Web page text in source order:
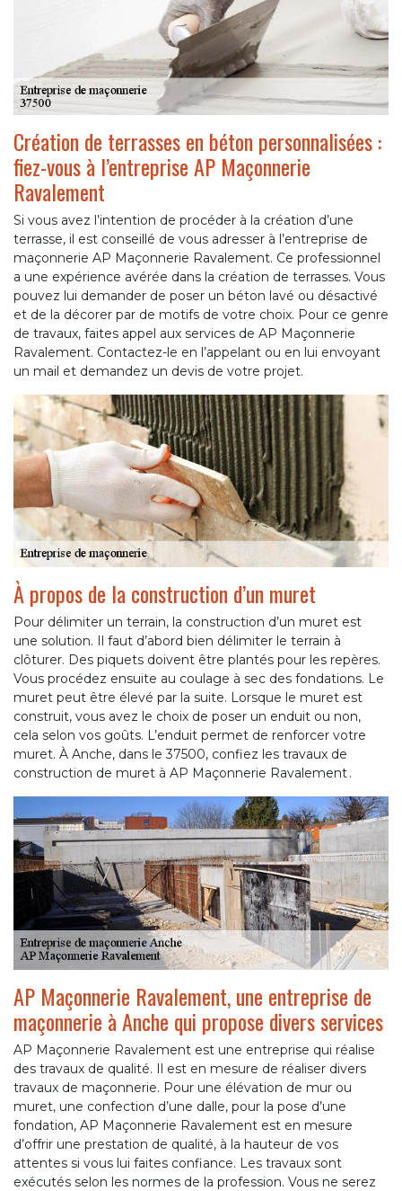
Création de terrasses en béton personnalisées :
fiez-vous à l’entreprise AP Maçonnerie
Ravalement
Si vous avez l’intention de procéder à la création d’une
terrasse, il est conseillé de vous adresser à l’entreprise de
maçonnerie AP Maçonnerie Ravalement. Ce professionnel
a une expérience avérée dans la création de terrasses. Vous
pouvez lui demander de poser un béton lavé ou désactivé
et de la décorer par de motifs de votre choix. Pour ce genre
de travaux, faites appel aux services de AP Maçonnerie
Ravalement. Contactez-le en l’appelant ou en lui envoyant
un mail et demandez un devis de votre projet.
À propos de la construction d’un muret
Pour délimiter un terrain, la construction d’un muret est
une solution. Il faut d’abord bien délimiter le terrain à
clôturer. Des piquets doivent être plantés pour les repères.
Vous procédez ensuite au coulage à sec des fondations. Le
muret peut être élevé par la suite. Lorsque le muret est
construit, vous avez le choix de poser un enduit ou non,
cela selon vos goûts. L’enduit permet de renforcer votre
muret. À Anche, dans le 37500, confiez les travaux de
construction de muret à AP Maçonnerie Ravalement .
AP Maçonnerie Ravalement, une entreprise de
maçonnerie à Anche qui propose divers services
AP Maçonnerie Ravalement est une entreprise qui réalise
des travaux de qualité. Il est en mesure de réaliser divers
travaux de maçonnerie. Pour une élévation de mur ou
muret, une confection d’une dalle, pour la pose d’une
fondation, AP Maçonnerie Ravalement est en mesure
d’offrir une prestation de qualité, à la hauteur de vos
attentes si vous lui faites confiance. Les travaux sont
exécutés selon les normes de la profession. Vous ne serez